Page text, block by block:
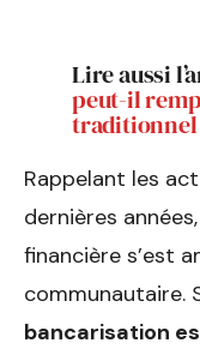
Lire aussi
peut-il
traditionnel
Rappelant les
dernières
financière s’est
communautaire.
bancarisation